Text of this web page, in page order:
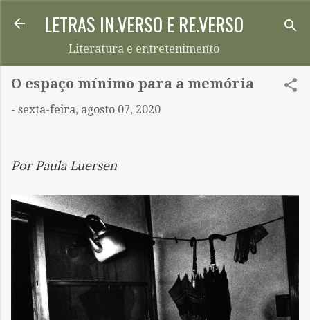
Pular para o conteúdo principal
LETRAS IN.VERSO E RE.VERSO
Literatura e entretenimento
O espaço mínimo para a memória
- sexta-feira, agosto 07, 2020
Por Paula Luersen